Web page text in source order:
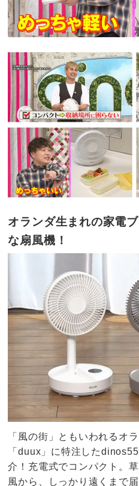
オランダ生まれの家電
な扇風機！
「風の街」ともいわれるオ
「duux」に特注した
介！充電式でコンパクト。
風から、しっかり遠くまで